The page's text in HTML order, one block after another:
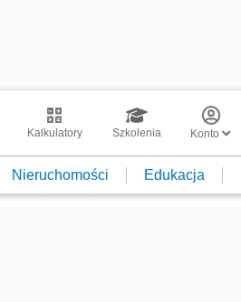
Kalkulatory Szkolenia Konto
Nieruchomości Edukacja